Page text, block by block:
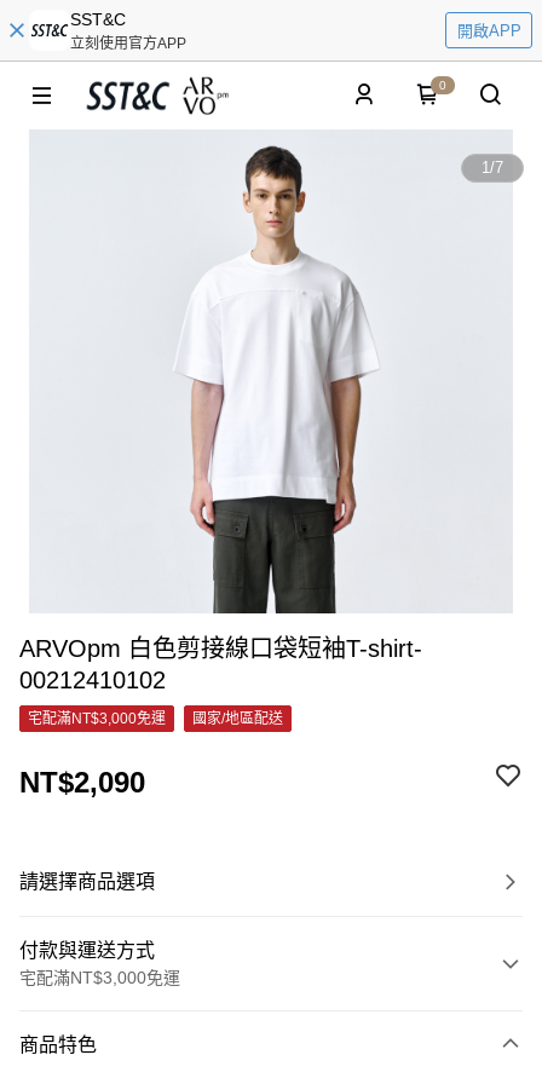
SST&C
立刻使用官方APP
開啟APP
0
1/7
ARVOpm 白色剪接線口袋短袖T-shirt-
00212410102
宅配滿NT$3,000免運 國家/地區配送
NT$2,090
請選擇商品選項
付款與運送方式
宅配滿NT$3,000免運
信用卡一次付款
商品特色